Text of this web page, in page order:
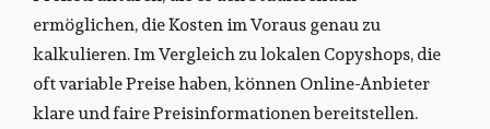
ermöglichen, die Kosten im Voraus genau zu
kalkulieren. Im Vergleich zu lokalen Copyshops, die
oft variable Preise haben, können Online-Anbieter
klare und faire Preisinformationen bereitstellen.